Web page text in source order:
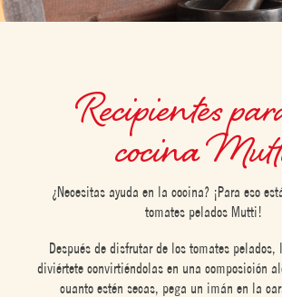
Recipientes
cocina
¿Necesitas ayuda en la cocina? ¡Para eso
tomates pelados Mutti!
Después de disfrutar de los tomates
diviértete convirtiéndolas en una composición
cuanto estén secas, pega un imán en la